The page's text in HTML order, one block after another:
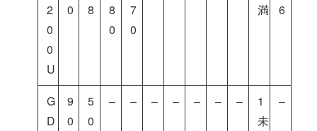
2
0
0
U
0
8
8
0
7
0
満
6
G
D
9
0
5
0
– – – – – – –
1
未
–